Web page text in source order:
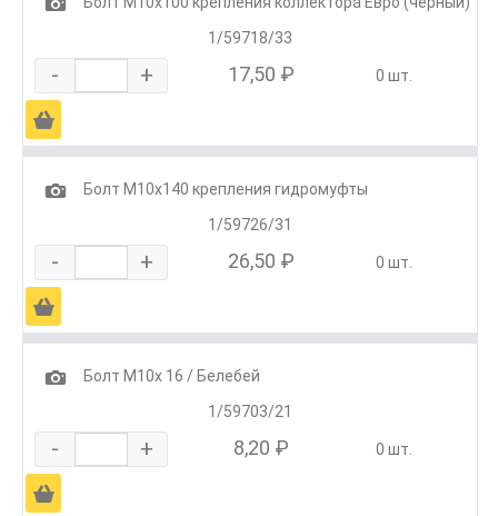
1/59718/33
- + 17,50 ₽ 0 шт.
Ä
1
Болт М10х140 крепления гидромуфты
1/59726/31
- + 26,50 ₽ 0 шт.
Ä
1
Болт М10х 16 / Белебей
1/59703/21
- + 8,20 ₽ 0 шт.
Ä